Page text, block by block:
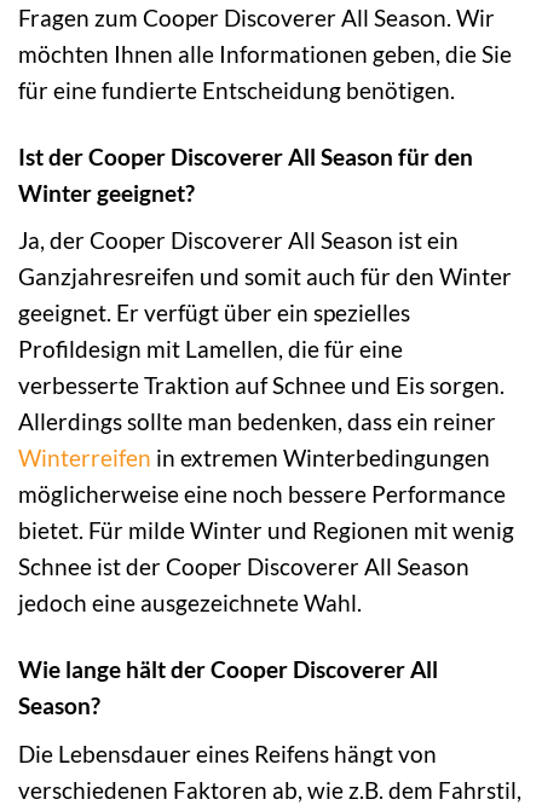
Fragen zum Cooper Discoverer All Season. Wir
möchten Ihnen alle Informationen geben, die Sie
für eine fundierte Entscheidung benötigen.
Ist der Cooper Discoverer All Season für den
Winter geeignet?
Ja, der Cooper Discoverer All Season ist ein
Ganzjahresreifen und somit auch für den Winter
geeignet. Er verfügt über ein spezielles
Profildesign mit Lamellen, die für eine
verbesserte Traktion auf Schnee und Eis sorgen.
Allerdings sollte man bedenken, dass ein reiner
Winterreifen in extremen Winterbedingungen
möglicherweise eine noch bessere Performance
bietet. Für milde Winter und Regionen mit wenig
Schnee ist der Cooper Discoverer All Season
jedoch eine ausgezeichnete Wahl.
Wie lange hält der Cooper Discoverer All
Season?
Die Lebensdauer eines Reifens hängt von
verschiedenen Faktoren ab, wie z.B. dem Fahrstil,